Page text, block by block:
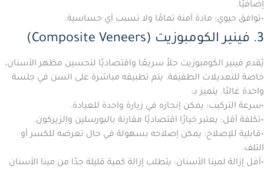
إضافيًا.
•توافق حيوي: مادة آمنة تمامًا ولا تسبب أي حساسية.
3. فينير الكومبوزيت (Composite Veneers)
يُقدم فينير الكومبوزيت حلاً سريعًا واقتصاديًا لتحسين مظهر الأسنان،
خاصة للتعديلات الطفيفة. يتم تطبيقه مباشرة على السن في جلسة
واحدة غالبًا. يتميز بـ:
•سرعة التركيب: يمكن إنجازه في زيارة واحدة للعيادة.
•تكلفة أقل: يعتبر خيارًا اقتصاديًا مقارنة بالبورسلين والزيركون.
•قابلية للإصلاح: يمكن إصلاحه بسهولة في حال تعرضه للكسر أو
التلف.
•أقل إزالة لمينا الأسنان: يتطلب إزالة كمية قليلة جدًا من مينا الأسنان